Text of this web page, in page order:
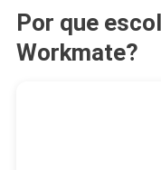
Por que
Workmate?